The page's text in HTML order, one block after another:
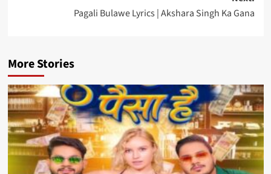
Pagali Bulawe Lyrics | Akshara Singh Ka Gana
More Stories